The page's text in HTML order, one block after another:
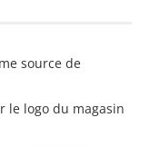
source de
le logo du magasin